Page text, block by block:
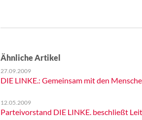
Ähnliche Artikel
27.09.2009
DIE LINKE.: Gemeinsam mit den
12.05.2009
Parteivorstand DIE LINKE. beschließt